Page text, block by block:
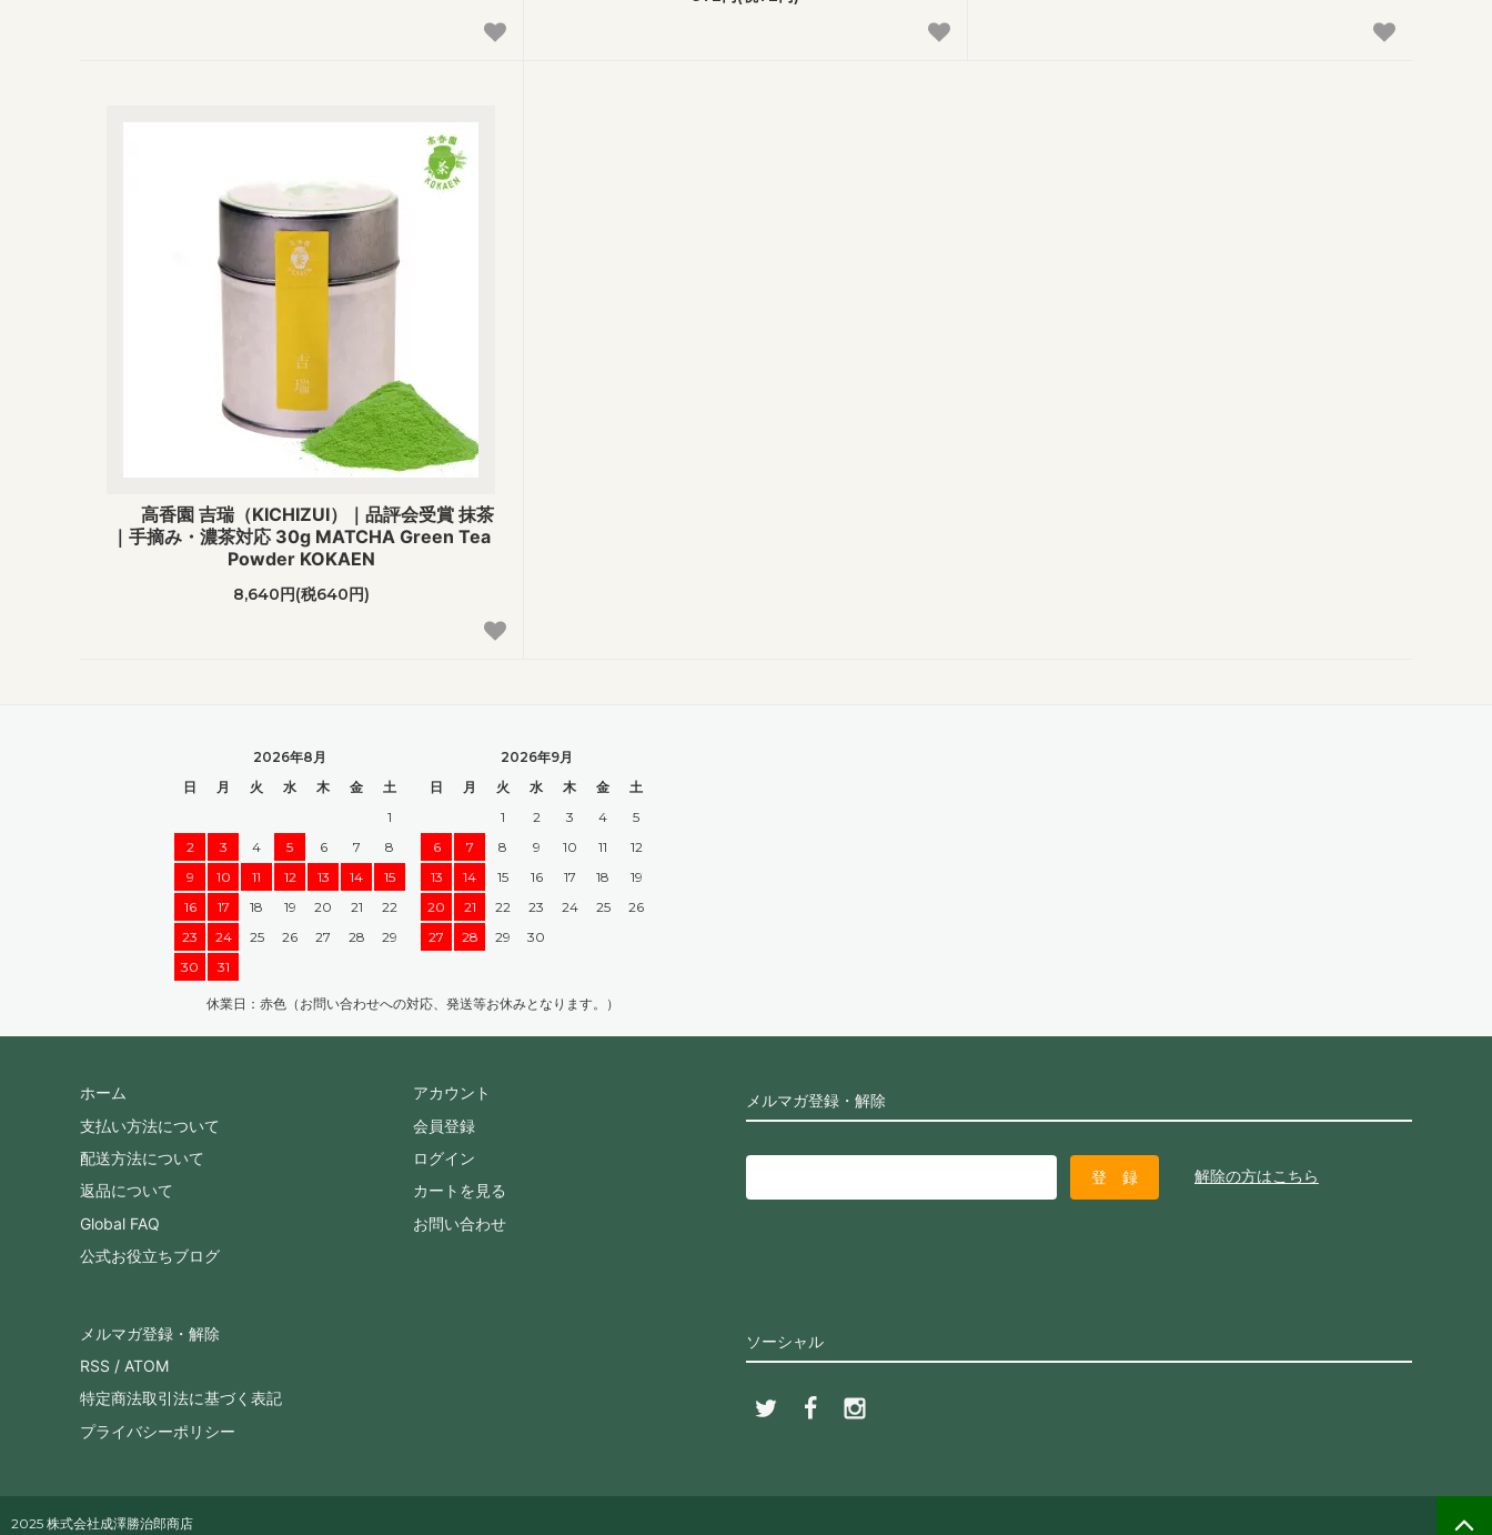
高香園 吉瑞（KICHIZUI）｜品評会受賞 抹茶
｜手摘み・濃茶対応 30g MATCHA Green Tea
Powder KOKAEN
8,640円(税640円)
2026年8月
日
月 火 水 木 金
土
1
2
3 4 5 6 7
8
9
10 11 12 13 14
15
16
17 18 19 20 21
22
23
24 25 26 27 28
29
30
31
2026年9月
日
月 火 水 木 金
土
1
2 3 4
5
6
7 8 9 10 11
12
13
14 15 16 17 18
19
20
21 22 23 24 25
26
27
28 29 30
休業日：赤色（お問い合わせへの対応、発送等お休みとなります。）
メルマガ登録・解除
解除の方はこちら
ホーム
支払い方法について
配送方法について
返品について
Global FAQ
公式お役立ちブログ
アカウント
会員登録
ログイン
カートを見る
お問い合わせ
ソーシャル
メルマガ登録・解除
RSS / ATOM
特定商法取引法に基づく表記
プライバシーポリシー
2025 株式会社成澤勝治郎商店